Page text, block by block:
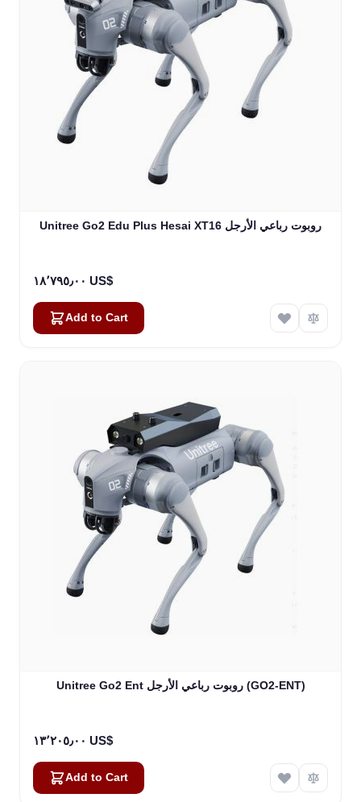
Unitree Go2 Edu Plus Hesai XT16 روبوت رباعي الأرجل
١٨٬٧٩٥٫٠٠ US$
Add to Cart
Unitree Go2 Ent روبوت رباعي الأرجل (GO2-ENT)
١٣٬٢٠٥٫٠٠ US$
Add to Cart